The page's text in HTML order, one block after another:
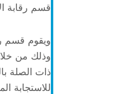
قسم رقابة
ويقوم قسم
وذلك من
ذات الصلة
للاستجابة